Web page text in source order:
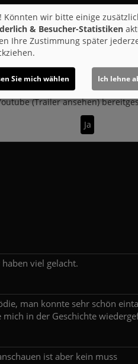
Sönke Wortmann Genre:
(Trailer ansehen)
Ja
viel gelacht.
man konnte sehr schön
in der Geschichte
ist aber kein muss
Könnten wir bitte einige
& Besucher-Statistiken
Ihre Zustimmung später
Sie mich wählen Ich lehne